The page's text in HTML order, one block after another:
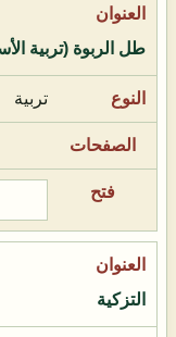
طل الربوة (تربية
تربية
التزكية